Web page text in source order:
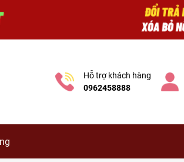
Trí
Hỗ trợ khách hàng
0962458888